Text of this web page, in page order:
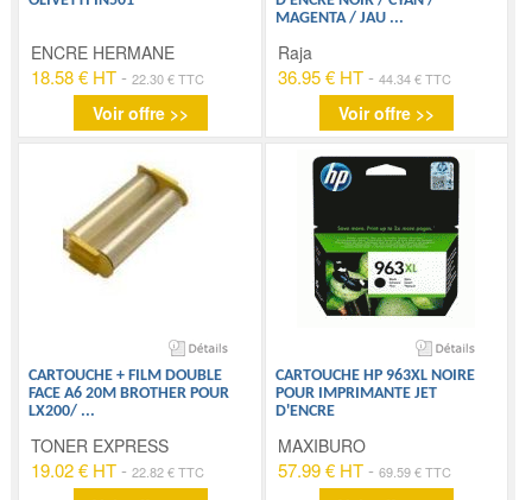
ENCRE HERMANE
18.58 € HT -22.30 € TTC
Voir offre >>
MAGENTA / JAU ...
Raja
36.95 € HT- 44.34 € TTC
Voir offre >>
CARTOUCHE + FILM DOUBLE
FACE A6 20M BROTHER POUR
LX200/ ...
TONER EXPRESS
19.02 € HT -22.82 € TTC
CARTOUCHE HP 963XL NOIRE
POUR IMPRIMANTE JET
D'ENCRE
MAXIBURO
57.99 € HT- 69.59 € TTC